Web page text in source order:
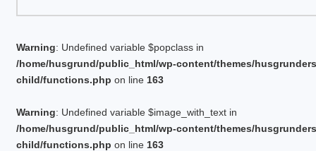
Warning: Undefined variable $popclass in
/home/husgrund/public_html/wp-content/themes/
child/functions.php on line 163
Warning: Undefined variable $image_with_text in
/home/husgrund/public_html/wp-content/themes/
child/functions.php on line 163